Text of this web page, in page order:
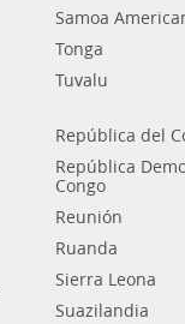
Samoa
Tonga
Tuvalu
República del
República
Congo
Reunión
Ruanda
Sierra Leona
Suazilandia